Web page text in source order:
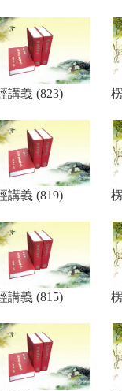
講義 (823)
講義 (819)
講義 (815)